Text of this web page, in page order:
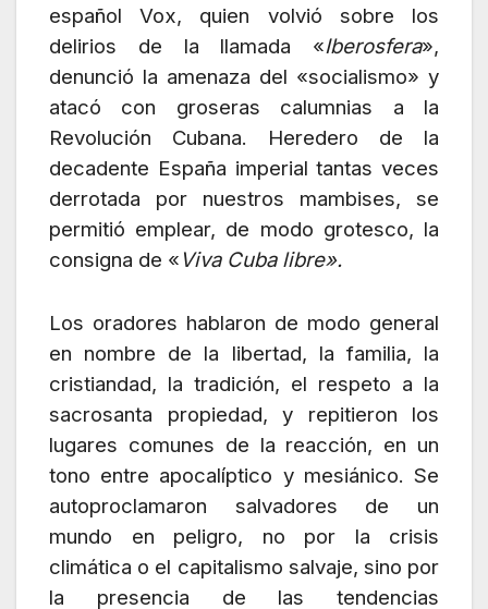
español Vox, quien volvió sobre los
delirios de la llamada «Iberosfera»,
denunció la amenaza del «socialismo» y
atacó con groseras calumnias a la
Revolución Cubana. Heredero de la
decadente España imperial tantas veces
derrotada por nuestros mambises, se
permitió emplear, de modo grotesco, la
consigna de « Viva Cuba libre».
Los oradores hablaron de modo general
en nombre de la libertad, la familia, la
cristiandad, la tradición, el respeto a la
sacrosanta propiedad, y repitieron los
lugares comunes de la reacción, en un
tono entre apocalíptico y mesiánico. Se
autoproclamaron salvadores de un
mundo en peligro, no por la crisis
climática o el capitalismo salvaje, sino por
la presencia de las tendencias